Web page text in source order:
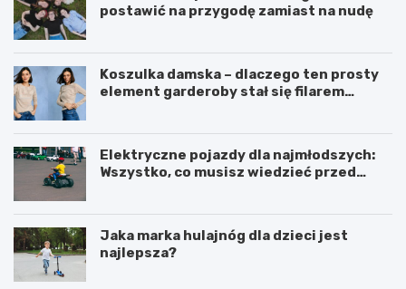
postawić na przygodę zamiast na nudę
Koszulka damska – dlaczego ten prosty
element garderoby stał się filarem
Elektryczne pojazdy dla najmłodszych:
Wszystko, co musisz wiedzieć przed
Jaka marka hulajnóg dla dzieci jest
najlepsza?
C
K